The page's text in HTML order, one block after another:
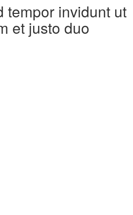
tempor invidunt ut
et justo duo